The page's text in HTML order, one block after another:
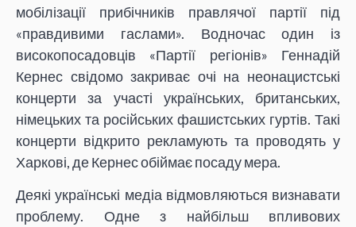
мобілізації прибічників правлячої партії під
«правдивими гаслами». Водночас один із
високопосадовців «Партії регіонів» Геннадій
Кернес свідомо закриває очі на неонацистські
концерти за участі українських, британських,
німецьких та російських фашистських гуртів. Такі
концерти відкрито рекламують та проводять у
Харкові, де Кернес обіймає посаду мера.
Деякі українські медіа відмовляються визнавати
проблему. Одне з найбільш впливових